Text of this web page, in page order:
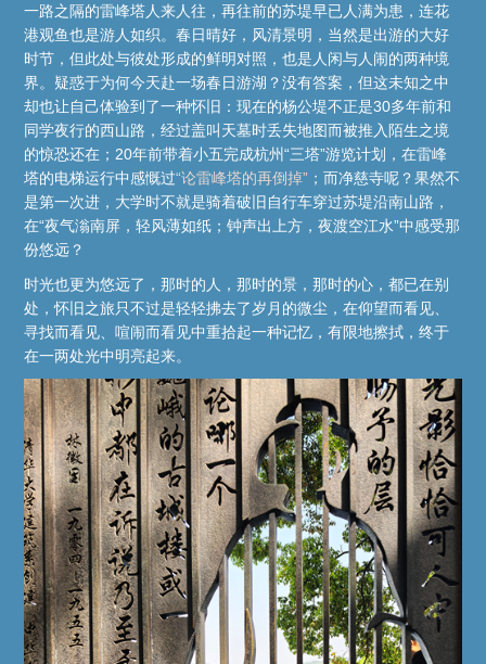
一路之隔的雷峰塔人来人往，再往前的苏堤早已人满为患，连花
港观鱼也是游人如织。春日晴好，风清景明，当然是出游的大好
时节，但此处与彼处形成的鲜明对照，也是人闲与人闹的两种境
界。疑惑于为何今天赴一场春日游湖？没有答案，但这未知之中
却也让自己体验到了一种怀旧：现在的杨公堤不正是30多年前和
同学夜行的西山路，经过盖叫天墓时丢失地图而被推入陌生之境
的惊恐还在；20年前带着小五完成杭州“三塔”游览计划，在雷峰
塔的电梯运行中感慨过“论雷峰塔的再倒掉” ；而净慈寺呢？果然不
是第一次进，大学时不就是骑着破旧自行车穿过苏堤沿南山路，
在“夜气滃南屏，轻风薄如纸；钟声出上方，夜渡空江水”中感受那
份悠远？
时光也更为悠远了，那时的人，那时的景，那时的心，都已在别
处，怀旧之旅只不过是轻轻拂去了岁月的微尘，在仰望而看见、
寻找而看见、喧闹而看见中重拾起一种记忆，有限地擦拭，终于
在一两处光中明亮起来。